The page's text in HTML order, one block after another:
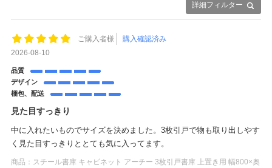
詳細フィルター
ご購入者様
購入確認済み
2026-08-10
品質
デザイン
梱包、配送
見た目すっきり
中に入れたいものでサイズを決めました。3枚引戸で物も取り出しやす
く見た目すっきりととても気に入ってます。
商品： スチール書庫 キャビネット アーチー 3枚引戸書庫 上置き用 幅800×奥